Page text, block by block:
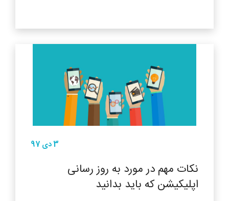
3 دی 97
نکات مهم در مورد به روز رسانی
اپلیکیشن که باید بدانید